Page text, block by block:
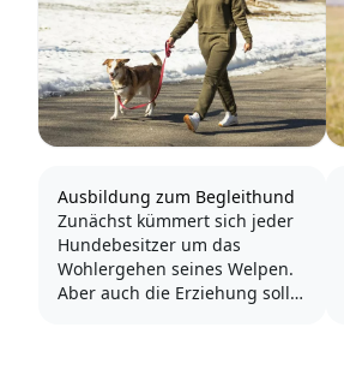
Ausbildung zum Begleithund
Zunächst kümmert sich jeder
Hundebesitzer um das
Wohlergehen seines Welpen.
Aber auch die Erziehung sollte